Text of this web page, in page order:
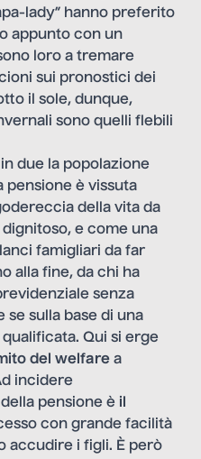
lady” hanno preferito
appunto con un
loro a tremare
sui pronostici dei
il sole, dunque,
sono quelli flebili
due la popolazione
pensione è vissuta
della vita da
e come una
famigliari da far
alla fine, da chi ha
senza
se sulla base di una
Qui si erge
del welfare a
incidere
pensione è il
con grande facilità
accudire i figli. È però